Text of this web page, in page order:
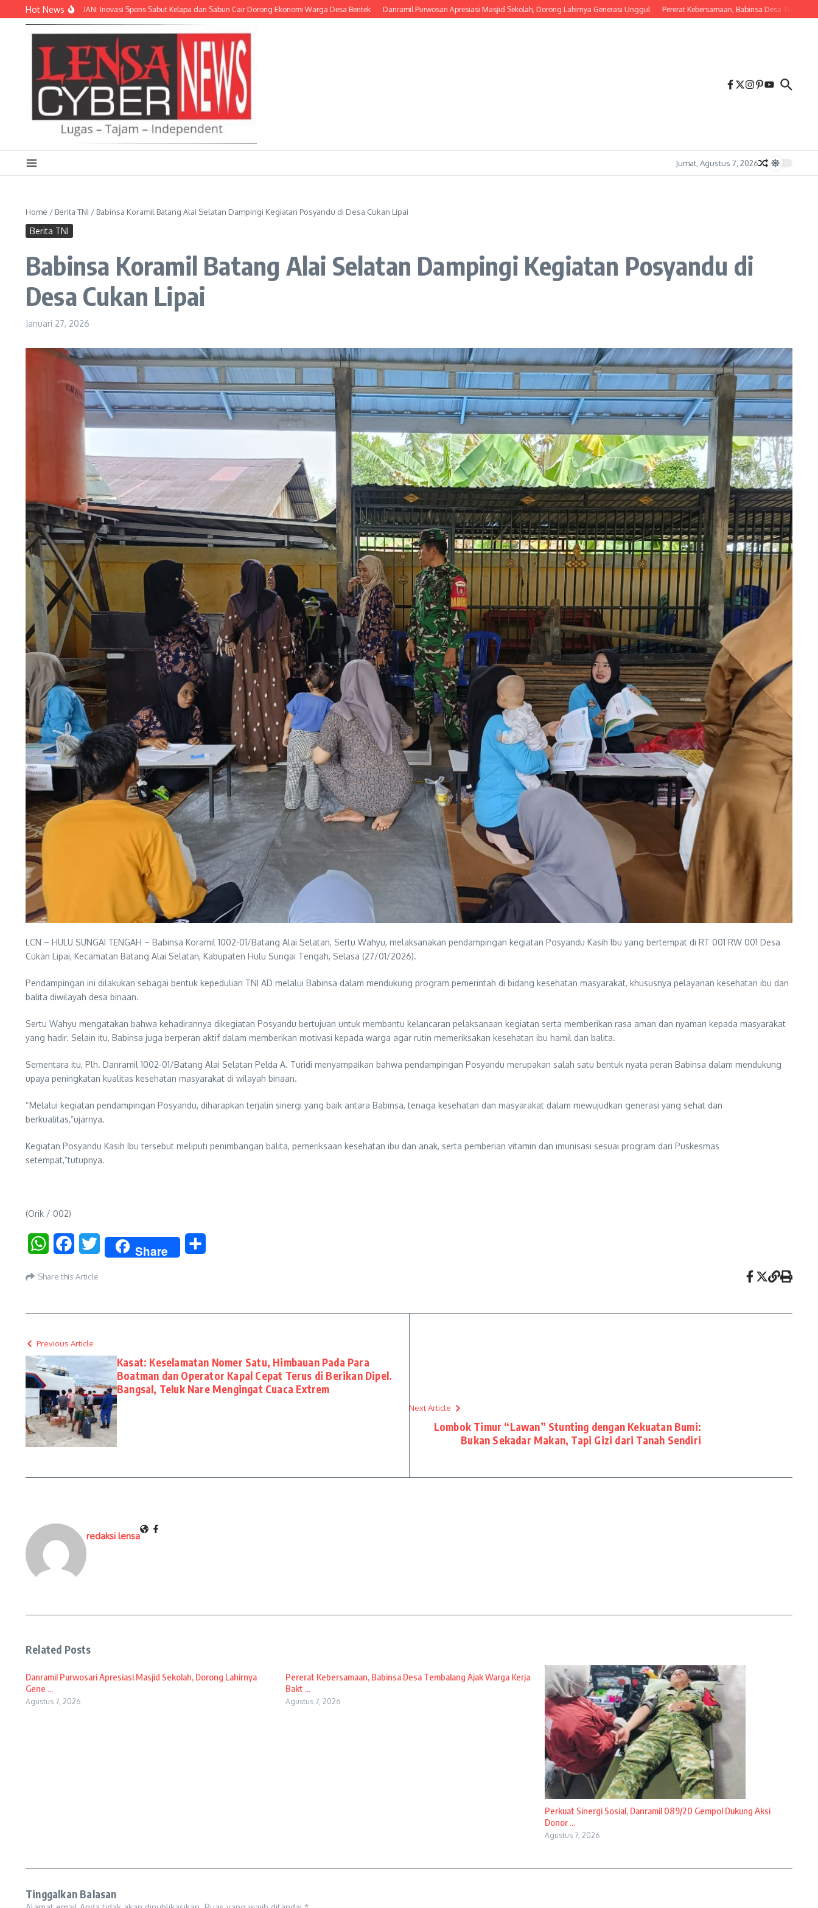
Lewati ke konten
Hot News
LIMBAH JADI CUAN: Inovasi Spons Sabut Kelapa dan Sabun Cair Dorong Ekonomi Warga Desa Bentek Danramil Purwosari Apresiasi Masjid Sekolah, Dorong Lahirnya Generasi Unggul Pererat Kebersamaan, Babinsa Desa Tembalang Ajak
Jumat, Agustus 7, 2026
Home / Berita TNI / Babinsa Koramil Batang Alai Selatan Dampingi Kegiatan Posyandu di Desa Cukan Lipai
Berita TNI
Babinsa Koramil Batang Alai Selatan Dampingi Kegiatan Posyandu di
Desa Cukan Lipai
Januari 27, 2026
LCN – HULU SUNGAI TENGAH – Babinsa Koramil 1002-01/Batang Alai Selatan, Sertu Wahyu, melaksanakan pendampingan kegiatan Posyandu Kasih Ibu yang bertempat di RT 001 RW 001 Desa
Cukan Lipai, Kecamatan Batang Alai Selatan, Kabupaten Hulu Sungai Tengah, Selasa (27/01/2026).
Pendampingan ini dilakukan sebagai bentuk kepedulian TNI AD melalui Babinsa dalam mendukung program pemerintah di bidang kesehatan masyarakat, khususnya pelayanan kesehatan ibu dan
balita diwilayah desa binaan.
Sertu Wahyu mengatakan bahwa kehadirannya dikegiatan Posyandu bertujuan untuk membantu kelancaran pelaksanaan kegiatan serta memberikan rasa aman dan nyaman kepada masyarakat
yang hadir. Selain itu, Babinsa juga berperan aktif dalam memberikan motivasi kepada warga agar rutin memeriksakan kesehatan ibu hamil dan balita.
Sementara itu, Plh. Danramil 1002-01/Batang Alai Selatan Pelda A. Turidi menyampaikan bahwa pendampingan Posyandu merupakan salah satu bentuk nyata peran Babinsa dalam mendukung
upaya peningkatan kualitas kesehatan masyarakat di wilayah binaan.
“Melalui kegiatan pendampingan Posyandu, diharapkan terjalin sinergi yang baik antara Babinsa, tenaga kesehatan dan masyarakat dalam mewujudkan generasi yang sehat dan
berkualitas,”ujarnya.
Kegiatan Posyandu Kasih Ibu tersebut meliputi penimbangan balita, pemeriksaan kesehatan ibu dan anak, serta pemberian vitamin dan imunisasi sesuai program dari Puskesmas
setempat,”tutupnya.
(Orik / 002)
WhatsAppFacebookTwitter Share
Share this Article
Previous Article
Kasat: Keselamatan Nomer Satu, Himbauan Pada Para
Boatman dan Operator Kapal Cepat Terus di Berikan Dipel.
Bangsal, Teluk Nare Mengingat Cuaca Extrem
Next Article
Lombok Timur “Lawan” Stunting dengan Kekuatan Bumi:
Bukan Sekadar Makan, Tapi Gizi dari Tanah Sendiri
redaksi lensa
Related Posts
Danramil Purwosari Apresiasi Masjid Sekolah, Dorong Lahirnya
Gene ...
Agustus 7, 2026
Pererat Kebersamaan, Babinsa Desa Tembalang Ajak Warga Kerja
Bakt ...
Agustus 7, 2026
Perkuat Sinergi Sosial, Danramil 089/20 Gempol Dukung Aksi
Donor ...
Agustus 7, 2026
Tinggalkan Balasan